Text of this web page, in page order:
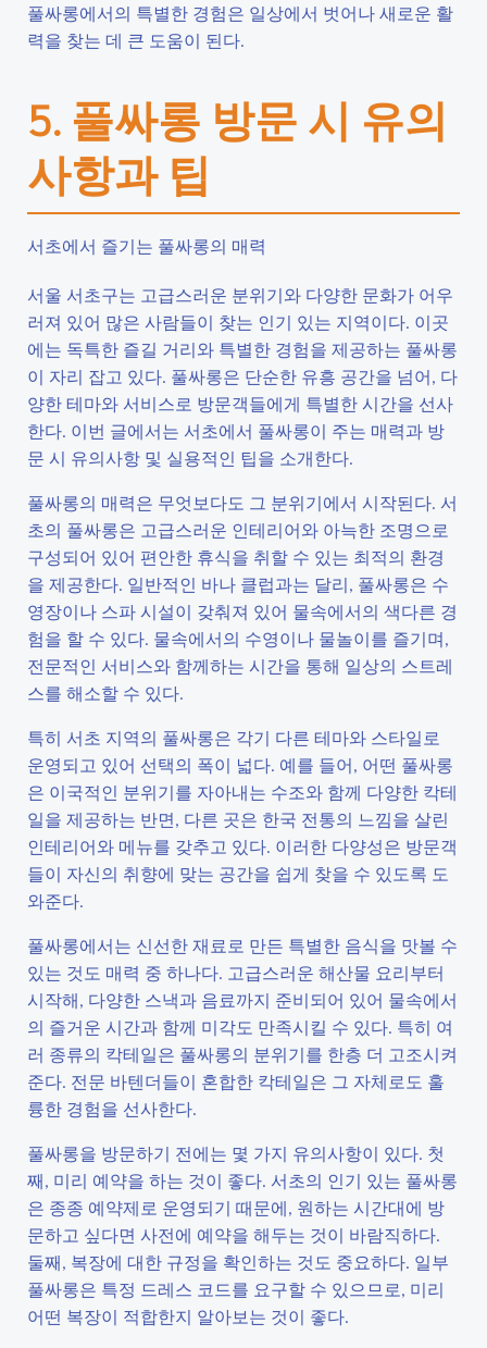
풀싸롱에서의 특별한 경험은 일상에서 벗어나 새로운 활
력을 찾는 데 큰 도움이 된다.
5. 풀싸롱 방문 시 유의
사항과 팁
서초에서 즐기는 풀싸롱의 매력
서울 서초구는 고급스러운 분위기와 다양한 문화가 어우
러져 있어 많은 사람들이 찾는 인기 있는 지역이다. 이곳
에는 독특한 즐길 거리와 특별한 경험을 제공하는 풀싸롱
이 자리 잡고 있다. 풀싸롱은 단순한 유흥 공간을 넘어, 다
양한 테마와 서비스로 방문객들에게 특별한 시간을 선사
한다. 이번 글에서는 서초에서 풀싸롱이 주는 매력과 방
문 시 유의사항 및 실용적인 팁을 소개한다.
풀싸롱의 매력은 무엇보다도 그 분위기에서 시작된다. 서
초의 풀싸롱은 고급스러운 인테리어와 아늑한 조명으로
구성되어 있어 편안한 휴식을 취할 수 있는 최적의 환경
을 제공한다. 일반적인 바나 클럽과는 달리, 풀싸롱은 수
영장이나 스파 시설이 갖춰져 있어 물속에서의 색다른 경
험을 할 수 있다. 물속에서의 수영이나 물놀이를 즐기며,
전문적인 서비스와 함께하는 시간을 통해 일상의 스트레
스를 해소할 수 있다.
특히 서초 지역의 풀싸롱은 각기 다른 테마와 스타일로
운영되고 있어 선택의 폭이 넓다. 예를 들어, 어떤 풀싸롱
은 이국적인 분위기를 자아내는 수조와 함께 다양한 칵테
일을 제공하는 반면, 다른 곳은 한국 전통의 느낌을 살린
인테리어와 메뉴를 갖추고 있다. 이러한 다양성은 방문객
들이 자신의 취향에 맞는 공간을 쉽게 찾을 수 있도록 도
와준다.
풀싸롱에서는 신선한 재료로 만든 특별한 음식을 맛볼 수
있는 것도 매력 중 하나다. 고급스러운 해산물 요리부터
시작해, 다양한 스낵과 음료까지 준비되어 있어 물속에서
의 즐거운 시간과 함께 미각도 만족시킬 수 있다. 특히 여
러 종류의 칵테일은 풀싸롱의 분위기를 한층 더 고조시켜
준다. 전문 바텐더들이 혼합한 칵테일은 그 자체로도 훌
륭한 경험을 선사한다.
풀싸롱을 방문하기 전에는 몇 가지 유의사항이 있다. 첫
째, 미리 예약을 하는 것이 좋다. 서초의 인기 있는 풀싸롱
은 종종 예약제로 운영되기 때문에, 원하는 시간대에 방
문하고 싶다면 사전에 예약을 해두는 것이 바람직하다.
둘째, 복장에 대한 규정을 확인하는 것도 중요하다. 일부
풀싸롱은 특정 드레스 코드를 요구할 수 있으므로, 미리
어떤 복장이 적합한지 알아보는 것이 좋다.